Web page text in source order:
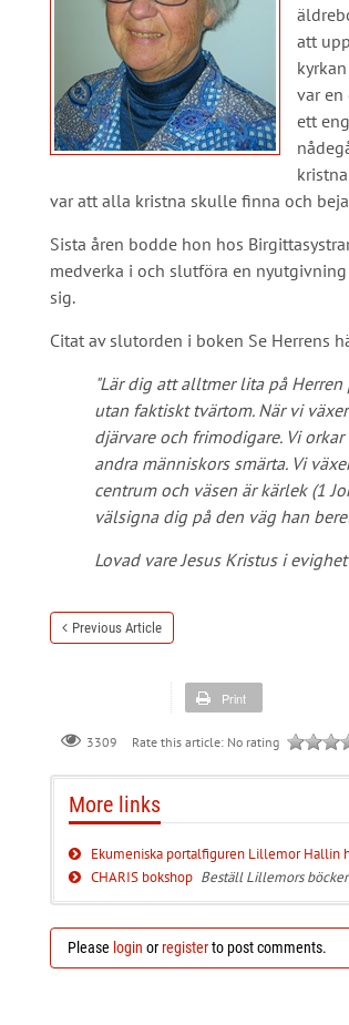
att
var en
ett
var att alla kristna skulle finna och
Sista åren bodde hon hos
medverka i och slutföra en
sig.
Citat av slutorden i boken Se Herrens
"Lär dig att alltmer lita på
utan faktiskt tvärtom. När vi
djärvare och frimodigare. Vi
andra människors smärta. Vi
centrum och väsen är kärlek (1
välsigna dig på den väg han
Lovad vare Jesus Kristus i
Previous Article
Print
3309 Rate this article: No rating
More links
Ekumeniska portalfiguren Lillemor Hallin
CHARIS bokshop Beställ Lillemors
Please login orregisterto post comments.